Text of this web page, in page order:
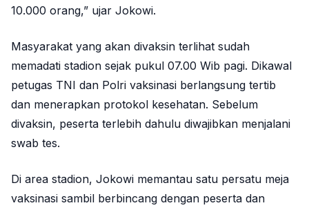
10.000 orang,” ujar Jokowi.
Masyarakat yang akan divaksin terlihat sudah
memadati stadion sejak pukul 07.00 Wib pagi. Dikawal
petugas TNI dan Polri vaksinasi berlangsung tertib
dan menerapkan protokol kesehatan. Sebelum
divaksin, peserta terlebih dahulu diwajibkan menjalani
swab tes.
Di area stadion, Jokowi memantau satu persatu meja
vaksinasi sambil berbincang dengan peserta dan